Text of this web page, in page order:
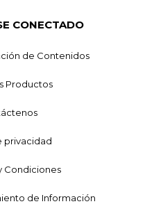
CONECTADO
de Contenidos
Productos
privacidad
Condiciones
de Información